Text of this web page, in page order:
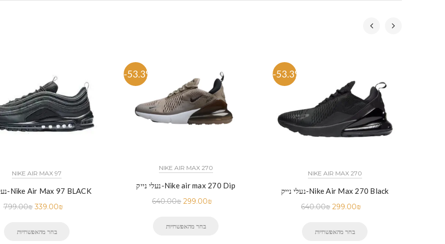
NIKE AIR MAX 97
נעלי נייק-Nike Air Max 97 BLACK
799.00₪ 339.00₪
בחר מהאפשרויות
-53.3%
NIKE AIR MAX 270
נעלי נייק-Nike air max 270 Dip
640.00₪ 299.00₪
בחר מהאפשרויות
-53.3%
NIKE AIR MAX 270
נעלי נייק-Nike Air Max 270 Black
640.00₪ 299.00₪
בחר מהאפשרויות